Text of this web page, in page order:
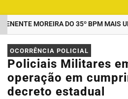
MOREIRA DO 35º BPM MAIS UMA
EM ALTA
OCORRÊNCIA POLICIAL
Policiais Militares
operação em
decreto estadual